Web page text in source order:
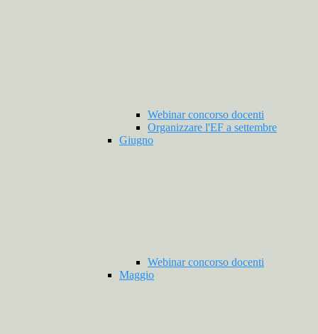
Webinar concorso docenti
Organizzare l'EF a settembre
Giugno
Webinar concorso docenti
Maggio